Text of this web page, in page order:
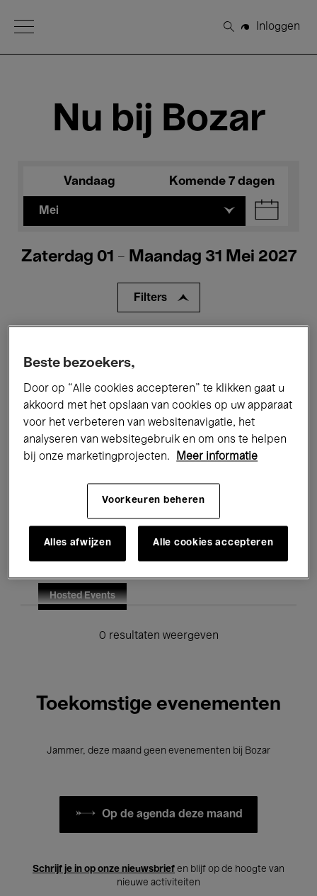
Open Menu
Zoeken
Inloggen
Nu bij Bozar
Vandaag Komende 7 dagen
Mei
Zaterdag 01 - Maandag 31 Mei 2027
Filters
Performances Lezingen & Debatten
Jazz Klassieke Muziek Global Music
Onderwijs Rondleidingen
Hosted Events
0 resultaten weergeven
Toekomstige evenementen
Jammer, deze maand geen evenementen bij Bozar
Op de agenda deze maand
Schrijf je in op onze nieuwsbrief en blijf op de hoogte van
nieuwe activiteiten
Beste bezoekers,
Door op “Alle cookies accepteren” te klikken gaat u
akkoord met het opslaan van cookies op uw apparaat
voor het verbeteren van websitenavigatie, het
analyseren van websitegebruik en om ons te helpen
bij onze marketingprojecten.
Meer informatie
Voorkeuren beheren
Alles afwijzen Alle cookies accepteren